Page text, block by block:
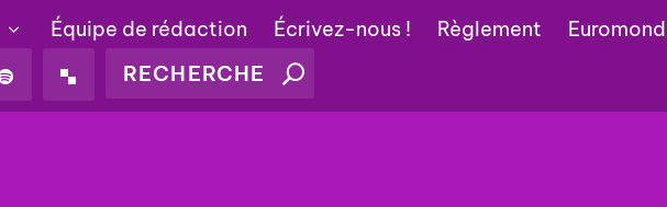
Équipe de rédaction Écrivez-nous ! Règlement